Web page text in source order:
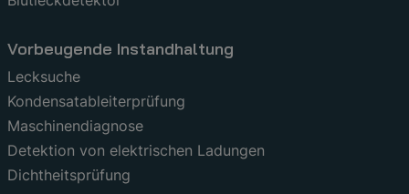
Vorbeugende Instandhaltung
Lecksuche
Kondensatableiterprüfung
Maschinendiagnose
Detektion von elektrischen Ladungen
Dichtheitsprüfung